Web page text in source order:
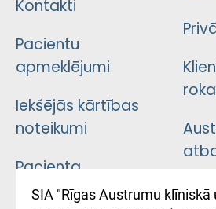
Kontakti
Pacientu
apmeklējumi
Iekšējās kārtības
noteikumi
Pacienta
atsauksmju/sūdzību
SIA "Rīgas Austrumu